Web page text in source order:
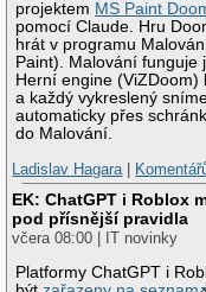
projektem MS Paint
pomocí Claude. Hru
hrát v programu
Paint). Malování funguje
Herní engine (ViZDoom)
a každý vykreslený
automaticky přes
do Malování.
Ladislav Hagara
EK: ChatGPT i Roblox
pod přísnější pravidla
včera 08:00 | IT novinky
Platformy ChatGPT i